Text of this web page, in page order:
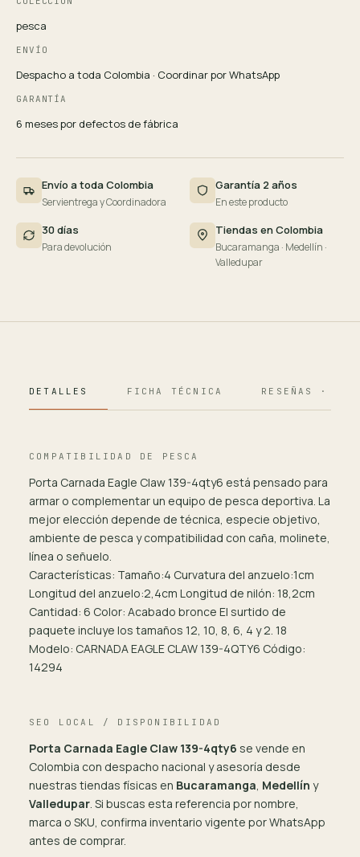
pesca
ENVÍO
Despacho a toda Colombia · Coordinar por WhatsApp
GARANTÍA
6 meses por defectos de fábrica
Envío a toda Colombia
Servientrega y Coordinadora
Garantía 2 años
En este producto
30 días
Para devolución
Tiendas en Colombia
Bucaramanga · Medellín ·
Valledupar
DETALLES FICHA TÉCNICA RESEÑAS · 124
COMPATIBILIDAD DE PESCA
Porta Carnada Eagle Claw 139-4qty6 está pensado para
armar o complementar un equipo de pesca deportiva. La
mejor elección depende de técnica, especie objetivo,
ambiente de pesca y compatibilidad con caña, molinete,
línea o señuelo.
Características: Tamaño:4 Curvatura del anzuelo:1cm
Longitud del anzuelo:2,4cm Longitud de nilón: 18,2cm
Cantidad: 6 Color: Acabado bronce El surtido de
paquete incluye los tamaños 12, 10, 8, 6, 4 y 2. 18
Modelo: CARNADA EAGLE CLAW 139-4QTY6 Código:
14294
SEO LOCAL / DISPONIBILIDAD
Porta Carnada Eagle Claw 139-4qty6 se vende en
Colombia con despacho nacional y asesoría desde
nuestras tiendas físicas en Bucaramanga, Medellín y
Valledupar. Si buscas esta referencia por nombre,
marca o SKU, confirma inventario vigente por WhatsApp
antes de comprar.